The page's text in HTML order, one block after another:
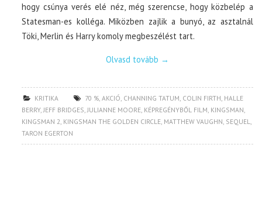
hogy csúnya verés elé néz, még szerencse, hogy közbelép a
Statesman-es kolléga. Miközben zajlik a bunyó, az asztalnál
Töki, Merlin és Harry komoly megbeszélést tart.
Olvasd tovább →
KRITIKA 70 % ,AKCIÓ CHANNING TATUM COLIN FIRTH HALLE
BERRY, JEFF BRIDGES JULIANNE MOORE KÉPREGÉNYBŐL FILM KINGSMAN
KINGSMAN 2 KINGSMAN THE GOLDEN CIRCLE MATTHEW VAUGHN SEQUEL
TARON EGERTON